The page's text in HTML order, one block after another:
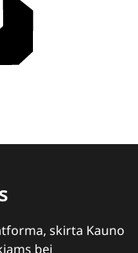
skirta Kauno
bei